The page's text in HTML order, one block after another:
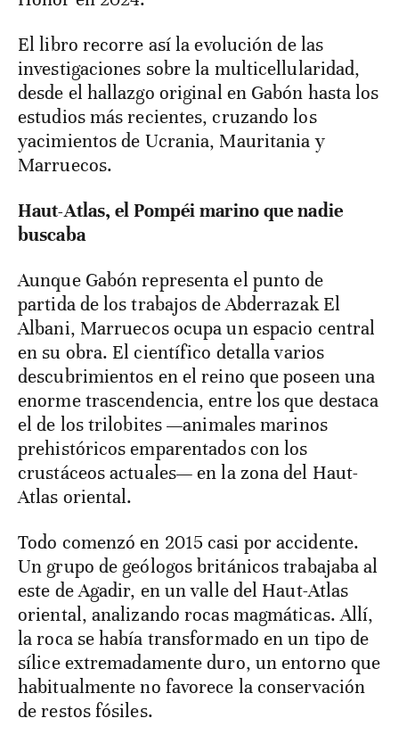
El libro recorre así la evolución de las
investigaciones sobre la multicellularidad,
desde el hallazgo original en Gabón hasta los
estudios más recientes, cruzando los
yacimientos de Ucrania, Mauritania y
Marruecos.
Haut-Atlas, el Pompéi marino que nadie
buscaba
Aunque Gabón representa el punto de
partida de los trabajos de Abderrazak El
Albani, Marruecos ocupa un espacio central
en su obra. El científico detalla varios
descubrimientos en el reino que poseen una
enorme trascendencia, entre los que destaca
el de los trilobites —animales marinos
prehistóricos emparentados con los
crustáceos actuales— en la zona del Haut-
Atlas oriental.
Todo comenzó en 2015 casi por accidente.
Un grupo de geólogos británicos trabajaba al
este de Agadir, en un valle del Haut-Atlas
oriental, analizando rocas magmáticas. Allí,
la roca se había transformado en un tipo de
sílice extremadamente duro, un entorno que
habitualmente no favorece la conservación
de restos fósiles.